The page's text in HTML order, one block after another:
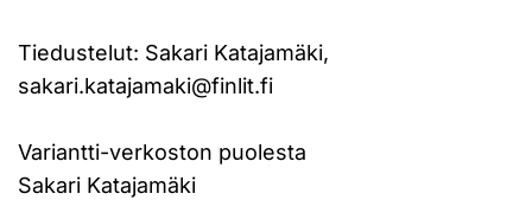
Tiedustelut: Sakari Katajamäki,
sakari.katajamaki@finlit.fi
Variantti-verkoston puolesta
Sakari Katajamäki